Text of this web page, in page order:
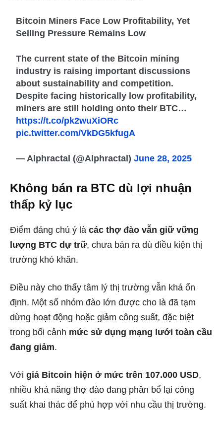
Bitcoin Miners Face Low Profitability, Yet
Selling Pressure Remains Low
The current state of the Bitcoin mining
industry is raising important discussions
about sustainability and competition.
Despite facing historically low profitability,
miners are still holding onto their BTC…
https://t.co/pk2wuXiORc
pic.twitter.com/VkDG5kfugA
— Alphractal (@Alphractal)June 28, 2025
Không bán ra BTC dù lợi nhuận
thấp kỷ lục
Điểm đáng chú ý là các thợ đào vẫn giữ vững
lượng BTC dự trữ, chưa bán ra dù điều kiện thị
trường khó khăn.
Điều này cho thấy tâm lý thị trường vẫn khá ổn
định. Một số nhóm đào lớn được cho là đã tạm
dừng hoạt động hoặc giảm công suất, đặc biệt
trong bối cảnh mức sử dụng mạng lưới toàn cầu
đang giảm.
Với giá Bitcoin hiện ở mức trên 107.000 USD,
nhiều khả năng thợ đào đang phân bổ lại công
suất khai thác để phù hợp với nhu cầu thị trường.